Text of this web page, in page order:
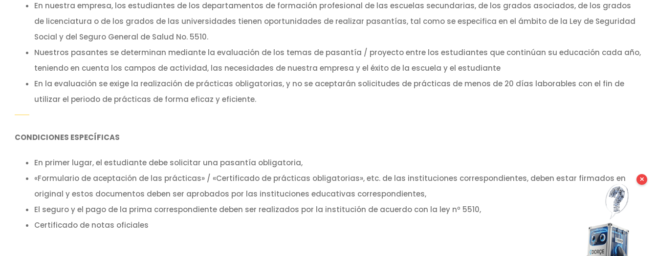
En nuestra empresa, los estudiantes de los departamentos de formación profesional de las escuelas secundarias, de los grados asociados, de los grados
de licenciatura o de los grados de las universidades tienen oportunidades de realizar pasantías, tal como se especifica en el ámbito de la Ley de Seguridad
Social y del Seguro General de Salud No. 5510.
Nuestros pasantes se determinan mediante la evaluación de los temas de pasantía / proyecto entre los estudiantes que continúan su educación cada año,
teniendo en cuenta los campos de actividad, las necesidades de nuestra empresa y el éxito de la escuela y el estudiante
En la evaluación se exige la realización de prácticas obligatorias, y no se aceptarán solicitudes de prácticas de menos de 20 días laborables con el fin de
utilizar el periodo de prácticas de forma eficaz y eficiente.
CONDICIONES ESPECÍFICAS
En primer lugar, el estudiante debe solicitar una pasantía obligatoria,
«Formulario de aceptación de las prácticas» / «Certificado de prácticas obligatorias», etc. de las instituciones correspondientes, deben estar firmados en
original y estos documentos deben ser aprobados por las instituciones educativas correspondientes,
El seguro y el pago de la prima correspondiente deben ser realizados por la institución de acuerdo con la ley nº 5510,
Certificado de notas oficiales
✕